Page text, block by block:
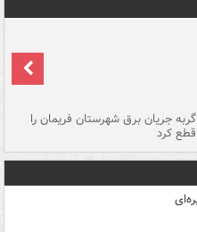
گربه جریان برق شهرستان فریمان را
قطع کرد